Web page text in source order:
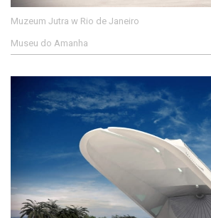
Muzeum Jutra w Rio de Janeiro
Museu do Amanha